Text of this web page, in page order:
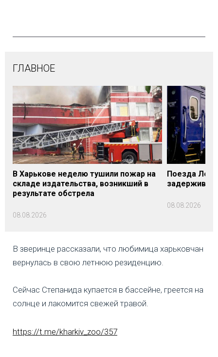
ГЛАВНОЕ
В Харькове неделю тушили пожар на
складе издательства, возникший в
результате обстрела
08.08.2026
Поезда
08.08.2026
В зверинце рассказали, что любимица харьковчан
вернулась в свою летнюю резиденцию.
Сейчас Степанида купается в бассейне, греется на
солнце и лакомится свежей травой.
https://t.me/kharkiv_zoo/357